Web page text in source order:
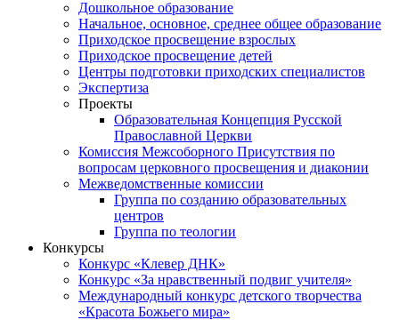
Дошкольное образование
Начальное, основное, среднее общее образование
Приходское просвещение взрослых
Приходское просвещение детей
Центры подготовки приходских специалистов
Экспертиза
Проекты
Образовательная Концепция Русской
Православной Церкви
Комиссия Межсоборного Присутствия по
вопросам церковного просвещения и диаконии
Межведомственные комиссии
Группа по созданию образовательных
центров
Группа по теологии
Конкурсы
Конкурс «Клевер ДНК»
Конкурс «За нравственный подвиг учителя»
Международный конкурс детского творчества
«Красота Божьего мира»